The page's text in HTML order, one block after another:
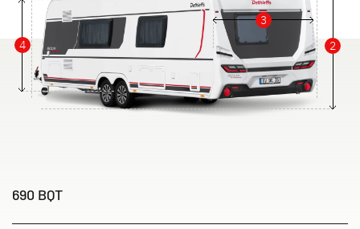
2
3
4
690 BQT